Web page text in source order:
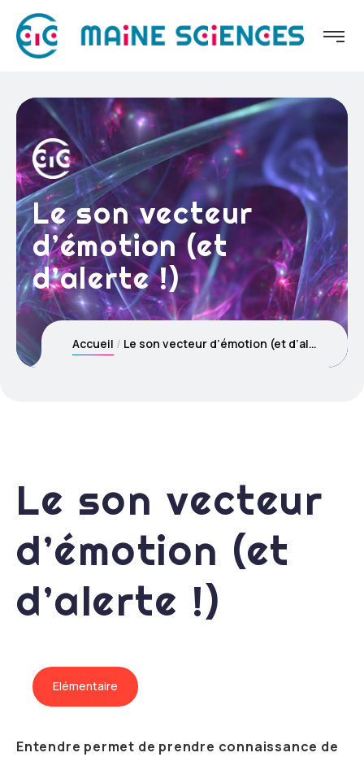
Le son vecteur
d’émotion (et
d’alerte !)
Accueil Le son vecteur d’émotion (et d’alerte !)
Le son vecteur
d’émotion (et
d’alerte !)
Elémentaire
Entendre permet de prendre connaissance de